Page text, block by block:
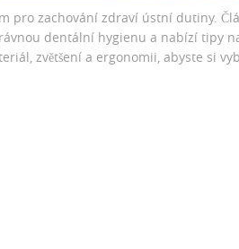
pro zachování zdraví ústní dutiny.
dentální hygienu a nabízí tipy
zvětšení a ergonomii, abyste si